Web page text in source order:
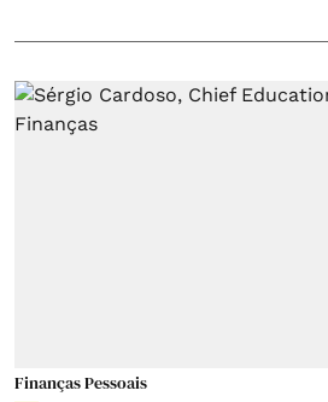
Finanças Pessoais